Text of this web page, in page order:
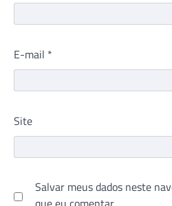
E-mail *
Site
Salvar meus dados neste